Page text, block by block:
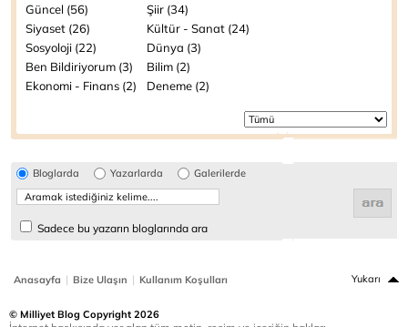
Güncel (56)
Şiir (34)
Siyaset (26)
Kültür - Sanat (24)
Sosyoloji (22)
Dünya (3)
Ben Bildiriyorum (3)
Bilim (2)
Ekonomi - Finans (2)
Deneme (2)
Bloglarda Yazarlarda Galerilerde
Sadece bu yazarın bloglarında ara
Anasayfa | Bize Ulaşın | Kullanım Koşulları Yukarı
© Milliyet Blog Copyright 2026